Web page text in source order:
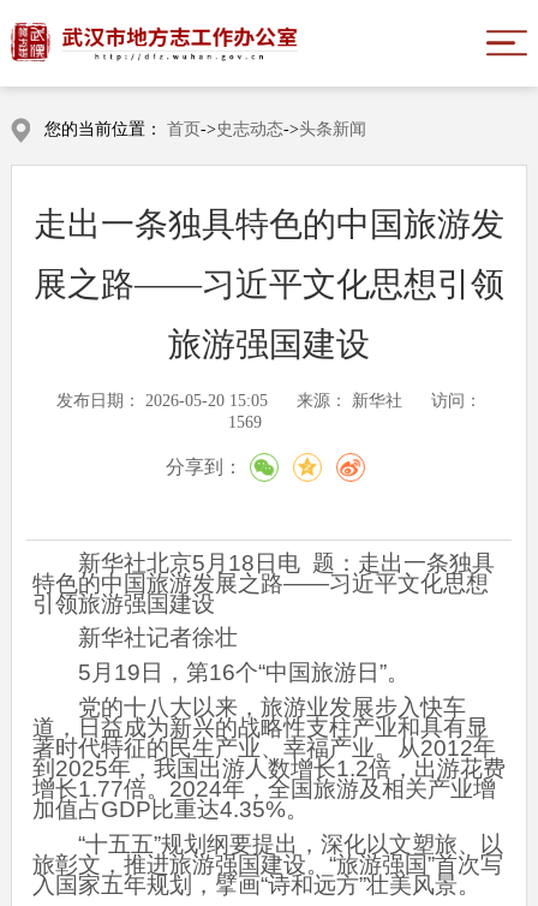
您的当前位置： 首页->史志动态->头条新闻
走出一条独具特色的中国旅游发
展之路——习近平文化思想引领
旅游强国建设
发布日期： 2026-05-20 15:05 来源： 新华社
访问：
1569
分享到：
新华社北京5月18日电 题：走出一条独具
特色的中国旅游发展之路——习近平文化思想
引领旅游强国建设
新华社记者徐壮
5月19日，第16个“中国旅游日”。
党的十八大以来，旅游业发展步入快车
道，日益成为新兴的战略性支柱产业和具有显
著时代特征的民生产业、幸福产业。从2012年
到2025年，我国出游人数增长1.2倍，出游花费
增长1.77倍。2024年，全国旅游及相关产业增
加值占GDP比重达4.35%。
“十五五”规划纲要提出，深化以文塑旅、以
旅彰文，推进旅游强国建设。“旅游强国”首次写
入国家五年规划，擘画“诗和远方”壮美风景。